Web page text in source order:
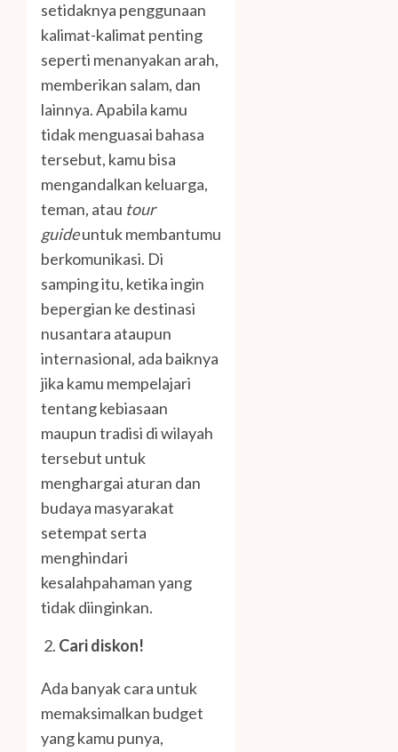
setidaknya penggunaan
kalimat-kalimat penting
seperti menanyakan arah,
memberikan salam, dan
lainnya. Apabila kamu
tidak menguasai bahasa
tersebut, kamu bisa
mengandalkan keluarga,
teman, atau tour
guideuntuk membantumu
berkomunikasi. Di
samping itu, ketika ingin
bepergian ke destinasi
nusantara ataupun
internasional, ada baiknya
jika kamu mempelajari
tentang kebiasaan
maupun tradisi di wilayah
tersebut untuk
menghargai aturan dan
budaya masyarakat
setempat serta
menghindari
kesalahpahaman yang
tidak diinginkan.
Cari diskon!
Ada banyak cara untuk
memaksimalkan budget
yang kamu punya,